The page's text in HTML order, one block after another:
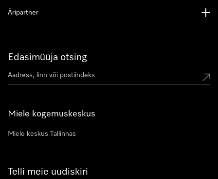
Edasimüüja otsing
Miele kogemuskeskus
Miele keskus Tallinnas
Telli meie uudiskiri
Äripartner